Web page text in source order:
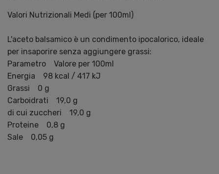
Valori Nutrizionali Medi (per 100ml)
L'aceto balsamico è un condimento ipocalorico, ideale
per insaporire senza aggiungere grassi:
Parametro Valore per 100ml
Energia 98 kcal / 417 kJ
Grassi 0 g
Carboidrati 19,0 g
di cui zuccheri 19,0 g
Proteine 0,8 g
Sale 0,05 g